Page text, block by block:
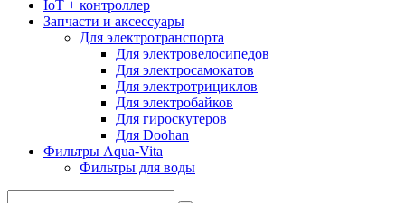
IoT + контроллер
Запчасти и аксессуары
Для электротранспорта
Для электровелосипедов
Для электросамокатов
Для электротрициклов
Для электробайков
Для гироскутеров
Для Doohan
Фильтры Aqua-Vita
Фильтры для воды